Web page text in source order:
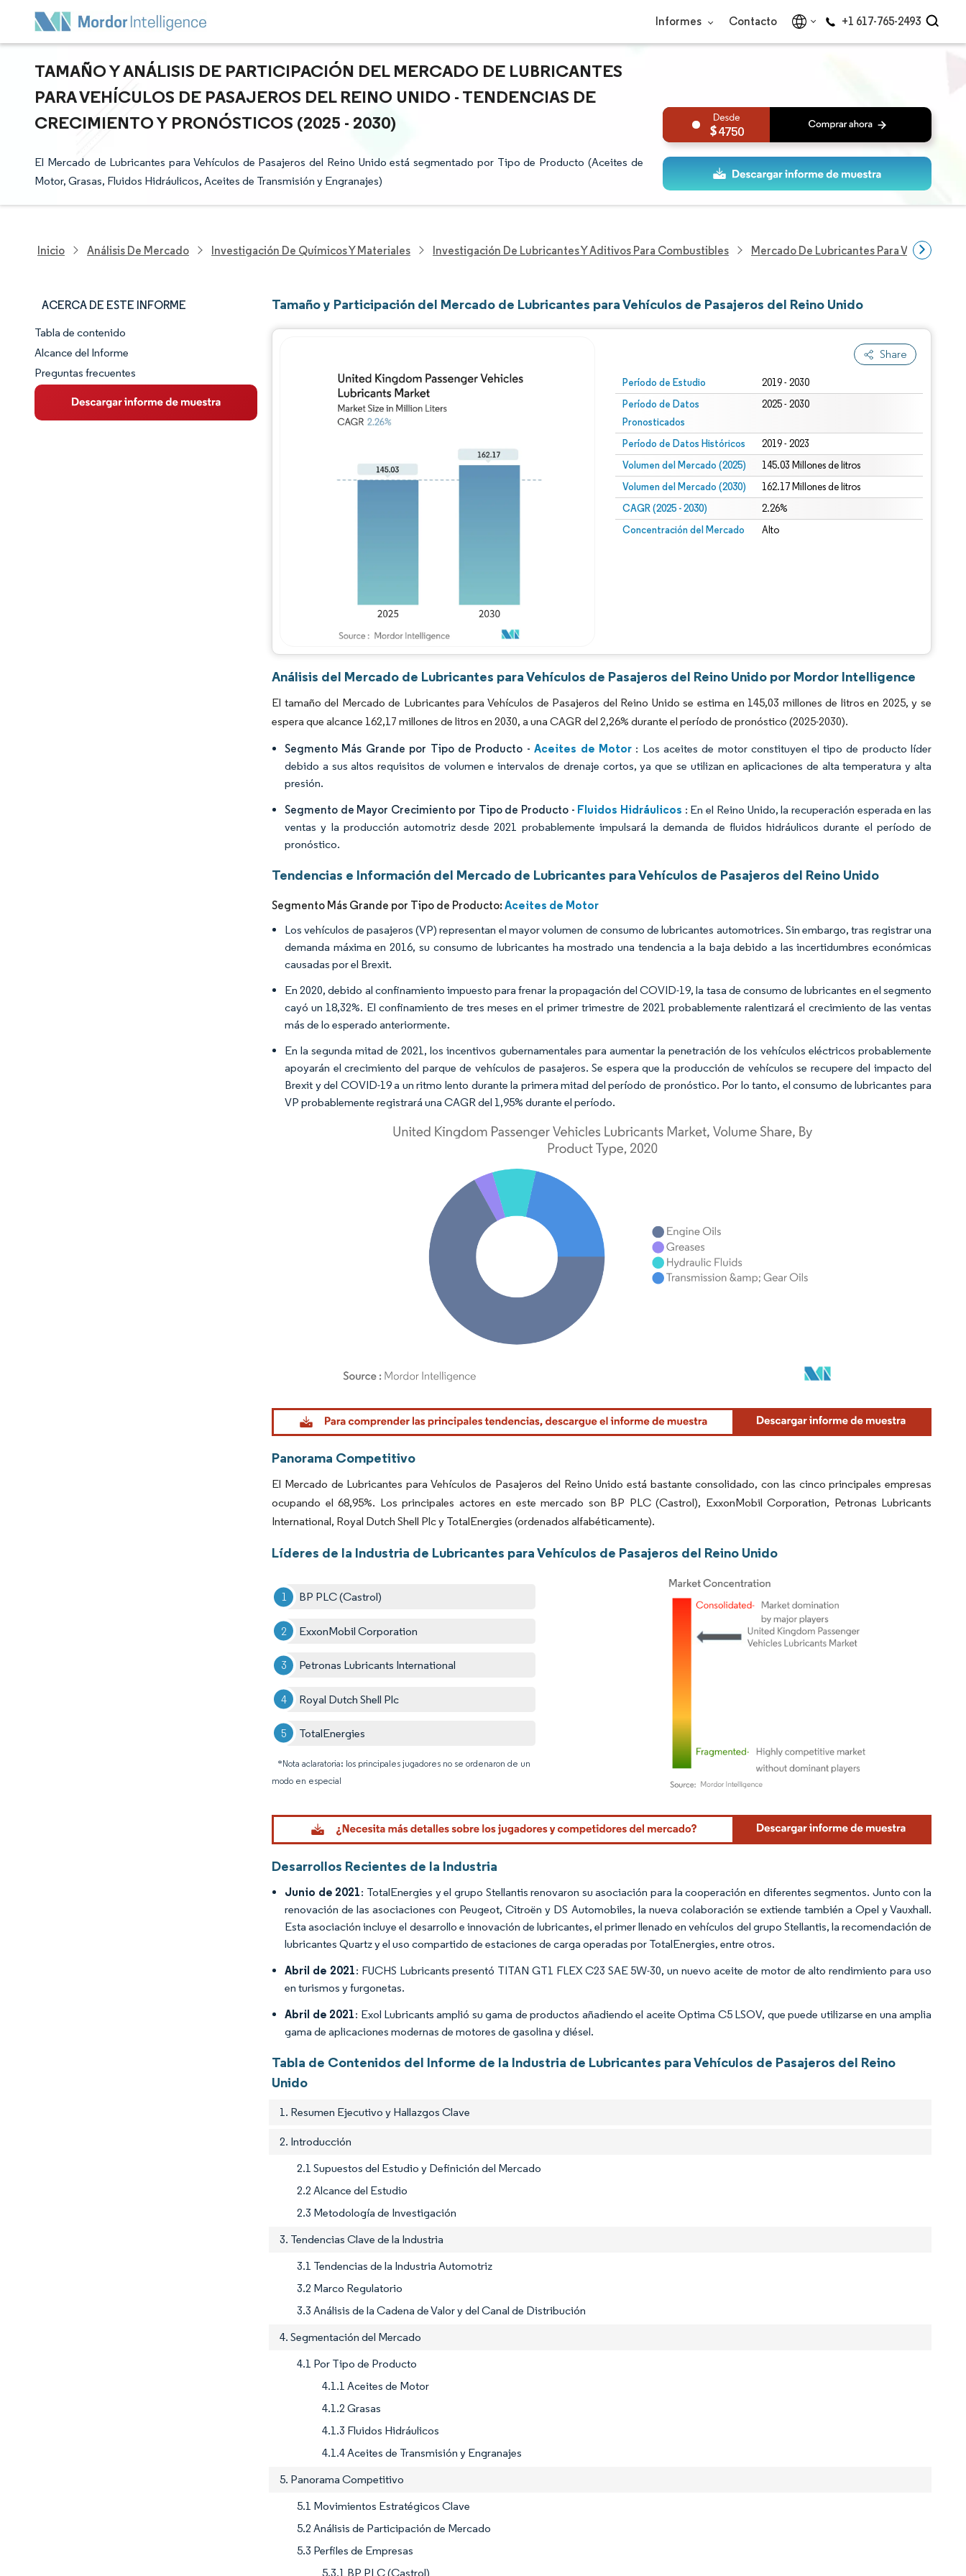
Informes Contacto +1 617-765-2493
TAMAÑO Y ANÁLISIS DE PARTICIPACIÓN DEL MERCADO DE LUBRICANTES
PARA VEHÍCULOS DE PASAJEROS DEL REINO UNIDO - TENDENCIAS DE
CRECIMIENTO Y PRONÓSTICOS (2025 - 2030)
El Mercado de Lubricantes para Vehículos de Pasajeros del Reino Unido está segmentado por Tipo de Producto (Aceites de
Motor, Grasas, Fluidos Hidráulicos, Aceites de Transmisión y Engranajes)
4750
Inicio Análisis De Mercado Investigación De Químicos Y Materiales Investigación De Lubricantes Y Aditivos Para Combustibles Mercado De Lubricantes Para Vehículos
ACERCA DE ESTE INFORME
Panorama del Mercado
Visión General del Mercado
Tendencias Principales del Mercado
Tabla de contenido
Alcance del Informe
Preguntas frecuentes
Tamaño y Participación del Mercado de Lubricantes para Vehículos de Pasajeros del Reino Unido
Share
Período de Estudio 2019 - 2030
Período de Datos
Pronosticados
2025 - 2030
Período de Datos Históricos 2019 - 2023
Volumen del Mercado (2025) 145.03 Millones de litros
Volumen del Mercado (2030) 162.17 Millones de litros
CAGR (2025 - 2030) 2.26%
Concentración del Mercado Alto
Análisis del Mercado de Lubricantes para Vehículos de Pasajeros del Reino Unido por Mordor Intelligence
El tamaño del Mercado de Lubricantes para Vehículos de Pasajeros del Reino Unido se estima en 145,03 millones de litros en 2025, y se
espera que alcance 162,17 millones de litros en 2030, a una CAGR del 2,26% durante el período de pronóstico (2025-2030).
Segmento Más Grande por Tipo de Producto -Aceites de Motor: Los aceites de motor constituyen el tipo de producto líder
debido a sus altos requisitos de volumen e intervalos de drenaje cortos, ya que se utilizan en aplicaciones de alta temperatura y alta
presión.
Segmento de Mayor Crecimiento por Tipo de Producto - Fluidos Hidráulicos : En el Reino Unido, la recuperación esperada en las
ventas y la producción automotriz desde 2021 probablemente impulsará la demanda de fluidos hidráulicos durante el período de
pronóstico.
Tendencias e Información del Mercado de Lubricantes para Vehículos de Pasajeros del Reino Unido
Segmento Más Grande por Tipo de Producto:Aceites de Motor
Los vehículos de pasajeros (VP) representan el mayor volumen de consumo de lubricantes automotrices. Sin embargo, tras registrar una
demanda máxima en 2016, su consumo de lubricantes ha mostrado una tendencia a la baja debido a las incertidumbres económicas
causadas por el Brexit.
En 2020, debido al confinamiento impuesto para frenar la propagación del COVID-19, la tasa de consumo de lubricantes en el segmento
cayó un 18,32%. El confinamiento de tres meses en el primer trimestre de 2021 probablemente ralentizará el crecimiento de las ventas
más de lo esperado anteriormente.
En la segunda mitad de 2021, los incentivos gubernamentales para aumentar la penetración de los vehículos eléctricos probablemente
apoyarán el crecimiento del parque de vehículos de pasajeros. Se espera que la producción de vehículos se recupere del impacto del
Brexit y del COVID-19 a un ritmo lento durante la primera mitad del período de pronóstico. Por lo tanto, el consumo de lubricantes para
VP probablemente registrará una CAGR del 1,95% durante el período.
Imagen © Mordor Intelligence. El uso requiere atribución según CC BY 4.0.
Panorama Competitivo
El Mercado de Lubricantes para Vehículos de Pasajeros del Reino Unido está bastante consolidado, con las cinco principales empresas
ocupando el 68,95%. Los principales actores en este mercado son BP PLC (Castrol), ExxonMobil Corporation, Petronas Lubricants
International, Royal Dutch Shell Plc y TotalEnergies (ordenados alfabéticamente).
Líderes de la Industria de Lubricantes para Vehículos de Pasajeros del Reino Unido
BP PLC (Castrol)
ExxonMobil Corporation
Petronas Lubricants International
Royal Dutch Shell Plc
TotalEnergies
*Nota aclaratoria: los principales jugadores no se ordenaron de un
modo en especial
Imagen © Mordor Intelligence. El uso requiere atribución según CC BY 4.0.
Desarrollos Recientes de la Industria
Junio de 2021: TotalEnergies y el grupo Stellantis renovaron su asociación para la cooperación en diferentes segmentos. Junto con la
renovación de las asociaciones con Peugeot, Citroën y DS Automobiles, la nueva colaboración se extiende también a Opel y Vauxhall.
Esta asociación incluye el desarrollo e innovación de lubricantes, el primer llenado en vehículos del grupo Stellantis, la recomendación de
lubricantes Quartz y el uso compartido de estaciones de carga operadas por TotalEnergies, entre otros.
Abril de 2021: FUCHS Lubricants presentó TITAN GT1 FLEX C23 SAE 5W-30, un nuevo aceite de motor de alto rendimiento para uso
en turismos y furgonetas.
Abril de 2021: Exol Lubricants amplió su gama de productos añadiendo el aceite Optima C5 LSOV, que puede utilizarse en una amplia
gama de aplicaciones modernas de motores de gasolina y diésel.
Tabla de Contenidos del Informe de la Industria de Lubricantes para Vehículos de Pasajeros del Reino
Unido
1. Resumen Ejecutivo y Hallazgos Clave
2. Introducción
2.1 Supuestos del Estudio y Definición del Mercado
2.2 Alcance del Estudio
2.3 Metodología de Investigación
3. Tendencias Clave de la Industria
3.1 Tendencias de la Industria Automotriz
3.2 Marco Regulatorio
3.3 Análisis de la Cadena de Valor y del Canal de Distribución
4. Segmentación del Mercado
4.1 Por Tipo de Producto
4.1.1 Aceites de Motor
4.1.2 Grasas
4.1.3 Fluidos Hidráulicos
4.1.4 Aceites de Transmisión y Engranajes
5. Panorama Competitivo
5.1 Movimientos Estratégicos Clave
5.2 Análisis de Participación de Mercado
5.3 Perfiles de Empresas
5.3.1 BP PLC (Castrol)